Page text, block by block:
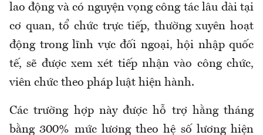
lao động và có nguyện vọng công tác lâu dài tại
cơ quan, tổ chức trực tiếp, thường xuyên hoạt
động trong lĩnh vực đối ngoại, hội nhập quốc
tế, sẽ được xem xét tiếp nhận vào công chức,
viên chức theo pháp luật hiện hành.
Các trường hợp này được hỗ trợ hằng tháng
bằng 300% mức lương theo hệ số lương hiện